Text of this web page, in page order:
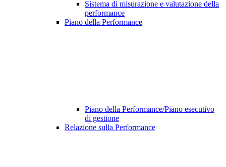
Sistema di misurazione e valutazione della
performance
Piano della Performance
Piano della Performance/Piano esecutivo
di gestione
Relazione sulla Performance